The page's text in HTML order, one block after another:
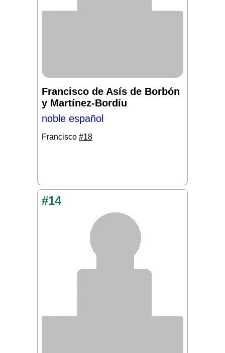
Francisco de Asís de Borbón
y Martínez-Bordíu
noble español
Francisco #18
#14